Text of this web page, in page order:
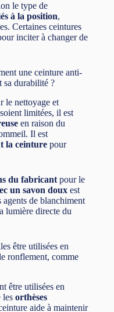
le type de
à la position,
Certaines ceintures
inciter à changer de
une ceinture anti-
sa durabilité ?
le nettoyage et
limitées, il est
en raison du
Il est
la ceinture pour
du fabricant pour le
un savon doux est
de blanchiment
lumière directe du
être utilisées en
ronflement, comme
être utilisées en
les orthèses
aide à maintenir